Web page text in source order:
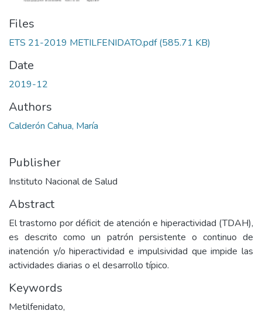
Files
ETS 21-2019 METILFENIDATO.pdf(585.71 KB)
Date
2019-12
Authors
Calderón Cahua, María
Publisher
Instituto Nacional de Salud
Abstract
El trastorno por déficit de atención e hiperactividad (TDAH),
es descrito como un patrón persistente o continuo de
inatención y/o hiperactividad e impulsividad que impide las
actividades diarias o el desarrollo típico.
Keywords
Metilfenidato,